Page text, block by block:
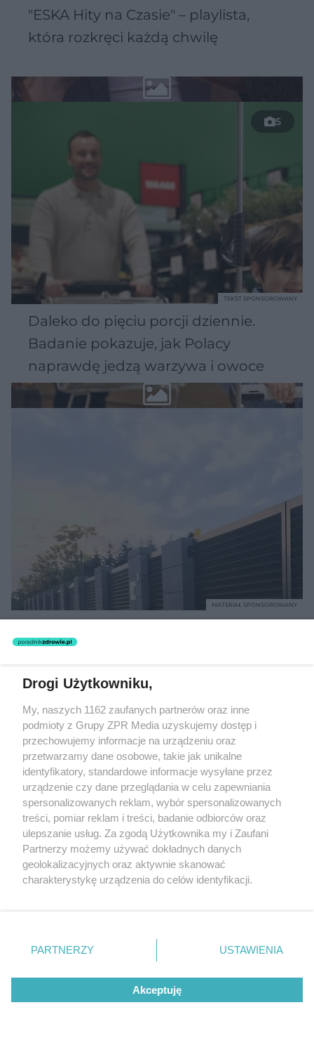
"ESKA Hity na Czasie" – playlista,
która rozkręci każdą chwilę
5
Daleko do pięciu porcji dziennie.
Badanie pokazuje, jak Polacy
naprawdę jedzą warzywa i owoce
TEKST SPONSOROWANY
nowoczesna automatyka do bram
MATERIAŁ SPONSOROWANY
WSPÓŁPRACUJĄ Z NAMI:
lub wykorzystanie utworów w całości lub w części z naruszeniem
Drogi Użytkowniku,
My, naszych 1162 zaufanych partnerów oraz inne
podmioty z Grupy ZPR Media uzyskujemy dostęp i
przechowujemy informacje na urządzeniu oraz
przetwarzamy dane osobowe, takie jak unikalne
identyfikatory, standardowe informacje wysyłane przez
urządzenie czy dane przeglądania w celu zapewniania
spersonalizowanych reklam, wybór spersonalizowanych
treści, pomiar reklam i treści, badanie odbiorców oraz
ulepszanie usług. Za zgodą Użytkownika my i Zaufani
Partnerzy możemy używać dokładnych danych
geolokalizacyjnych oraz aktywnie skanować
charakterystykę urządzenia do celów identyfikacji.
zmienić/wycofać klikając przycisk ustawień prywatności
znajdujący się w lewym dolnym rogu strony
rodzaje przetwarzania danych nie wymagają zgody
użytkownika, ale masz prawo sprzeciwić się takiemu
przetwarzaniu. Preferencje będą miały zastosowanie tylko
PARTNERZY USTAWIENIA
Akceptuję